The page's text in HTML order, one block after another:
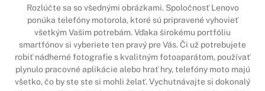
Rozlúčte sa so všednými obrázkami. Spoločnosť Lenovo
ponúka telefóny motorola, ktoré sú pripravené vyhovieť
všetkým Vašim potrebám. Vďaka širokému portfóliu
smartfónov si vyberiete ten pravý pre Vás. Či už potrebujete
robiť nádherné fotografie s kvalitným fotoaparátom, používať
plynulo pracovné aplikácie alebo hrať hry, telefóny moto majú
všetko, čo by ste ste si mohli želať. Vychutnávajte si dokonalý